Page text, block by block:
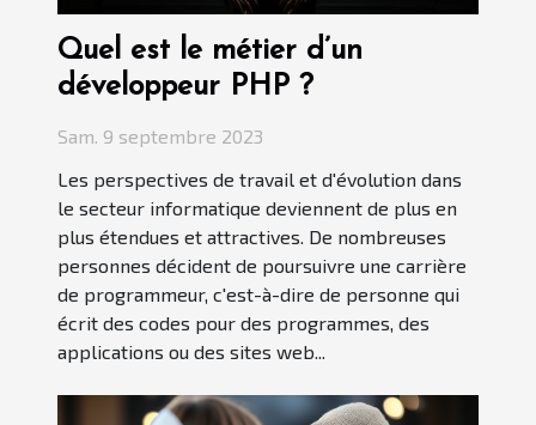
Quel est le métier d’un
développeur PHP ?
Sam. 9 septembre 2023
Les perspectives de travail et d'évolution dans
le secteur informatique deviennent de plus en
plus étendues et attractives. De nombreuses
personnes décident de poursuivre une carrière
de programmeur, c'est-à-dire de personne qui
écrit des codes pour des programmes, des
applications ou des sites web...